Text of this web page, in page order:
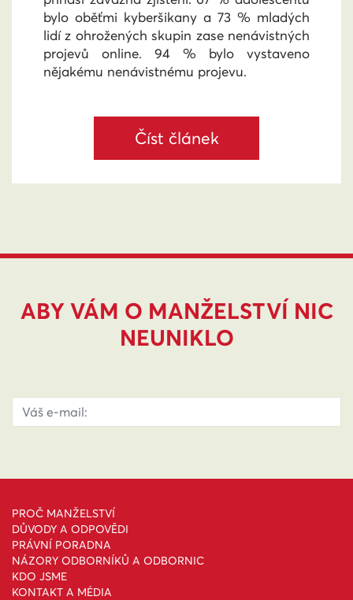
bylo oběťmi kyberšikany a 73 % mladých
lidí z ohrožených skupin zase nenávistných
projevů online. 94 % bylo vystaveno
nějakému nenávistnému projevu.
Číst článek
ABY VÁM O MANŽELSTVÍ NIC
NEUNIKLO
PROČ MANŽELSTVÍ
DŮVODY A ODPOVĚDI
PRÁVNÍ PORADNA
NÁZORY ODBORNÍKŮ A ODBORNIC
KDO JSME
KONTAKT A MÉDIA